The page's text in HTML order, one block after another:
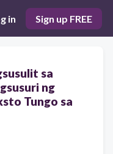
in Sign up FREE
sa
ng
Tungo sa